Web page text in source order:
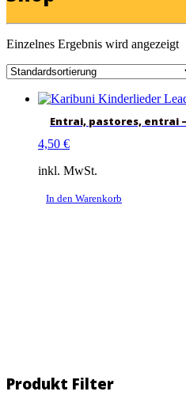
Einzelnes Ergebnis wird angezeigt
Entrai, pastores, entrai
4,50 €
inkl. MwSt.
In den Warenkorb
Produkt Filter